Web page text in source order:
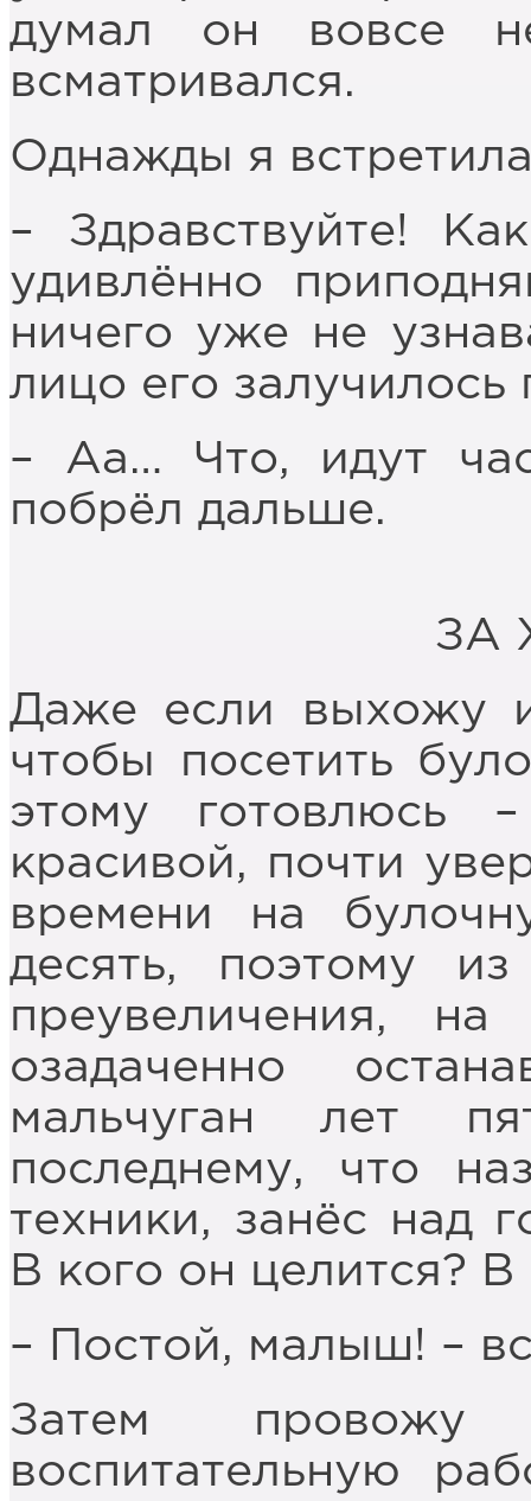
думал он
всматривался.
Однажды я
– Здравствуйте!
удивлённо
ничего уже не
лицо его
– Аа… Что, идут
побрёл дальше.
ЗА
Даже если выхожу
чтобы посетить
этому готовлюсь
красивой, почти
времени на
десять, поэтому
преувеличения,
озадаченно
мальчуган лет
последнему, что
техники, занёс над
В кого он целится? В
– Постой, малыш! –
Затем
воспитательную